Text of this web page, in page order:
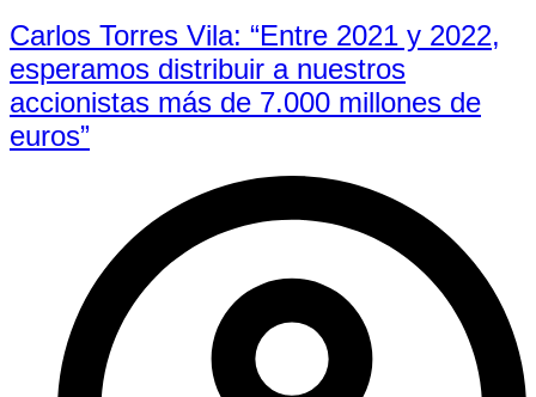
Carlos Torres Vila: “Entre 2021 y 2022,
esperamos distribuir a nuestros
accionistas más de 7.000 millones de
euros”